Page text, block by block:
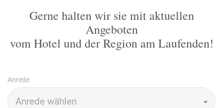
Gerne halten wir sie mit aktuellen
Angeboten
vom Hotel und der Region am Laufenden!
Anrede